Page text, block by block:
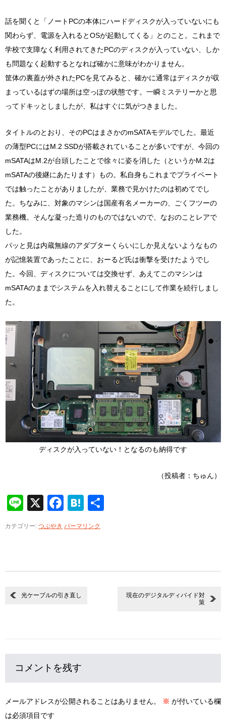
話を聞くと「ノートPCの本体にハードディスクが入っていないにも
関わらず、電源を入れるとOSが起動してくる」とのこと。これまで
学校で支障なく利用されてきたPCのディスクが入っていない、しか
も問題なく起動するとなれば確かに意味がわかりません。
筐体の裏蓋が外されたPCを見てみると、確かに通常はディスクが収
まっているはずの場所は空っぽの状態です。一瞬ミステリーかと思
ってドキッとしましたが、私はすぐに気がつきました。
タイトルのとおり、そのPCはまさかのmSATAモデルでした。最近
の薄型PCにはM.2 SSDが搭載されていることが多いですが、今回の
mSATAはM.2が台頭したことで徐々に姿を消した（というかM.2は
mSATAの後継にあたります）もの。私自身もこれまでプライベート
では触ったことがありましたが、業務で見かけたのは初めてでし
た。ちなみに、対象のマシンは国産有名メーカーの、ごくフツーの
業務機。そんな凝った造りのものではないので、なおのことレアで
した。
パッと見は内蔵無線のアダプターくらいにしか見えないようなもの
が記憶装置であったことに、おーるど氏は衝撃を受けたようでし
た。今回、ディスクについては交換せず、あえてこのマシンは
mSATAのままでシステムを入れ替えることにして作業を続行しまし
た。
ディスクが入っていない！となるのも納得です
（投稿者：ちゅん）
Line
X Facebook
Hatena
カテゴリー: つぶやき パーマリンク
光ケーブルの引き直し
現在のデジタルディバイド対
策
コメントを残す
メールアドレスが公開されることはありません。 ※ が付いている欄
は必須項目です